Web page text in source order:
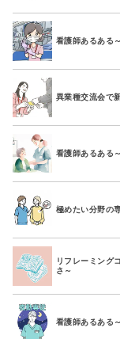
看護師あるある
異業種交流会で
看護師あるある
極めたい分野の
リフレーミング
さ～
看護師あるある